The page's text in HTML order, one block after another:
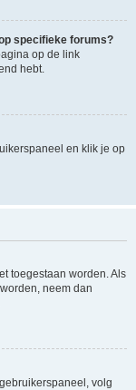
specifieke forums?
op de link
hebt.
en klik je op
toegestaan worden. Als
neem dan
volg